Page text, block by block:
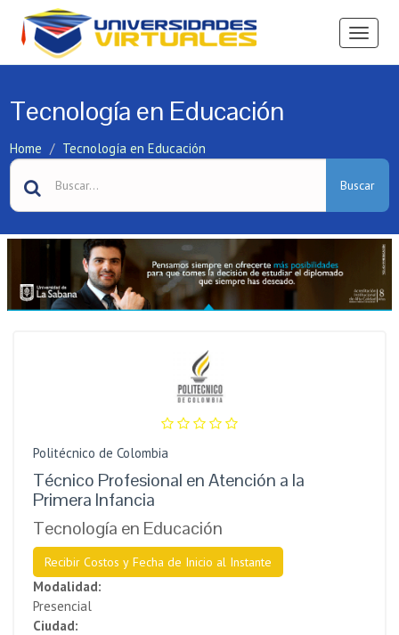
Ver
Tecnología en Educación
Home Tecnología en Educación
Buscar
Politécnico de Colombia
Técnico Profesional en Atención a la
Primera Infancia
Tecnología en Educación
Recibir Costos y Fecha de Inicio al Instante
Modalidad:
Presencial
Ciudad: